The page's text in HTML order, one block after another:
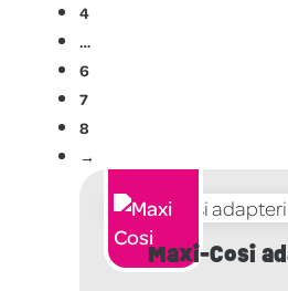
4
…
6
7
8
→
Maxi-Cosi